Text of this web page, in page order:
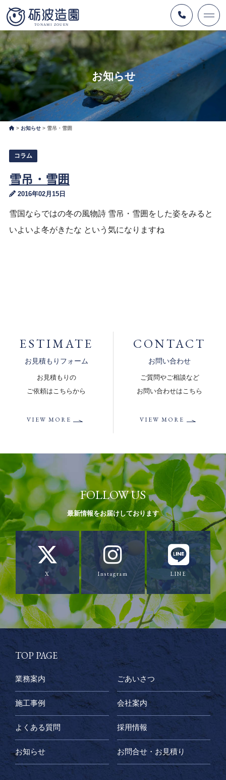
お知らせ
お知らせ 雪吊・雪囲
コラム
雪吊・雪囲
2016年02月15日
雪国ならではの冬の風物詩 雪吊・雪囲をした姿をみると
いよいよ冬がきたな という気になりますね
ESTIMATE
お見積もりフォーム
お見積もりの
ご依頼はこちらから
VIEW MORE
CONTACT
お問い合わせ
ご質問やご相談など
お問い合わせはこちら
VIEW MORE
FOLLOW US
最新情報をお届けしております
X Instagram LINE
TOP PAGE
業務案内
施工事例
よくある質問
お知らせ
ごあいさつ
会社案内
採用情報
お問合せ・お見積り